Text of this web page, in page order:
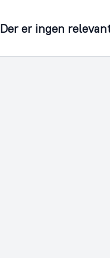
Der er ingen